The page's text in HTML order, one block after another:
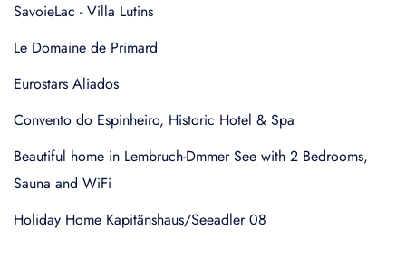
SavoieLac - Villa Lutins
Le Domaine de Primard
Eurostars Aliados
Convento do Espinheiro, Historic Hotel & Spa
Beautiful home in Lembruch-Dmmer See with 2 Bedrooms,
Sauna and WiFi
Holiday Home Kapitänshaus/Seeadler 08